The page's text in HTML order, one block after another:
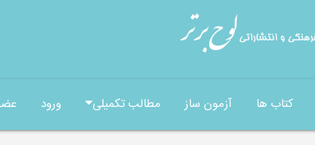
کتاب ها آزمون ساز مطالب تکمیلی ورود